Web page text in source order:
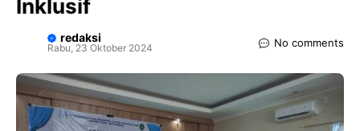
Inklusif
redaksi
Rabu, 23 Oktober 2024 No comments